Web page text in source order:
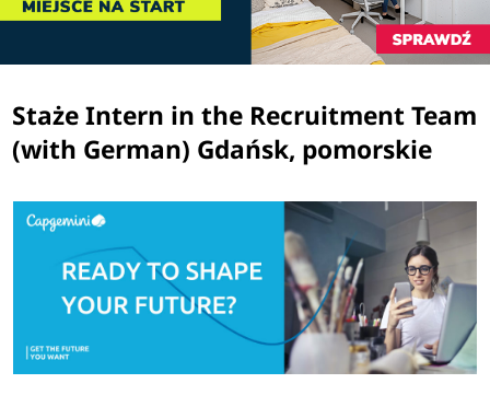
Staże Intern in the Recruitment Team
(with German) Gdańsk, pomorskie